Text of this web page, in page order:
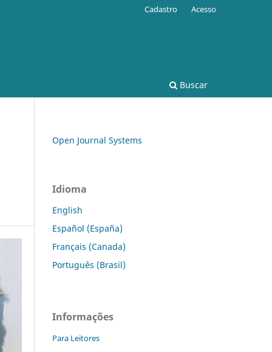
Buscar
Cadastro Acesso
Open Journal Systems
Idioma
English
Español (España)
Français (Canada)
Português (Brasil)
Informações
Para Leitores